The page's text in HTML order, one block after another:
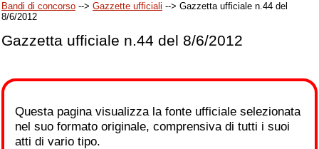
Bandi di concorso --> Gazzette ufficiali --> Gazzetta ufficiale n.44 del
8/6/2012
Gazzetta ufficiale n.44 del 8/6/2012
Questa pagina visualizza la fonte ufficiale selezionata
nel suo formato originale, comprensiva di tutti i suoi
atti di vario tipo.